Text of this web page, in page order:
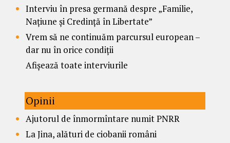
Interviu în presa germană despre „Familie,
Națiune și Credință în Libertate”
Vrem să ne continuăm parcursul european –
dar nu în orice condiții
Afișează toate interviurile
Opinii
Ajutorul de înmormîntare numit PNRR
La Jina, alături de ciobanii români